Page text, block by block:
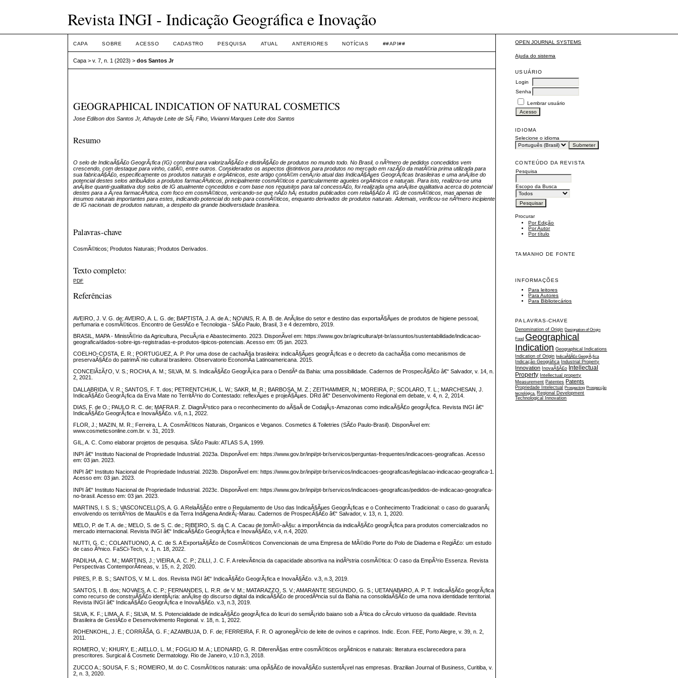
Revista INGI - Indicação Geográfica e Inovação
OPEN JOURNAL SYSTEMS
Ajuda do sistema
USUÁRIO
Login
Senha
Lembrar usuário
IDIOMA
Selecione o idioma
CONTEÚDO DA REVISTA
Pesquisa
Escopo da Busca
Procurar
Por Edição
Por Autor
Por título
TAMANHO DE FONTE
INFORMAÇÕES
Para leitores
Para Autores
Para Bibliotecários
PALAVRAS-CHAVE
Denomination of Origin Designation of Origin
Food Geographical
Indication Geographical Indications
Indication of Origin IndicaÃ§Ã£o GeogrÃ¡fica
Indicação Geográfica Industrial Property
Innovation InovaÃ§Ã£o Intellectual
Property Intellectual property
Measurement Patentes Patents
Propriedade Intelectual Prospecting Prospecção
tecnológica. Regional Development
Technological Innovation
CAPA SOBRE ACESSO CADASTRO PESQUISA ATUAL ANTERIORES NOTÍCIAS ##API##
Capa >v. 7, n. 1 (2023) >dos Santos Jr
GEOGRAPHICAL INDICATION OF NATURAL COSMETICS
Jose Edilson dos Santos Jr, Athayde Leite de SÃ¡ Filho, Vivianni Marques Leite dos Santos
Resumo
O selo de IndicaÃ§Ã£o GeogrÃ¡fica (IG) contribui para valorizaÃ§Ã£o e distinÃ§Ã£o de produtos no mundo todo. No Brasil, o nÃºmero de pedidos concedidos vem
crescendo, com destaque para vinho, cafÃ©, entre outros. Considerados os aspectos distintivos para produtos no mercado em razÃ£o da matÃ©ria prima utilizada para
sua fabricaÃ§Ã£o, especificamente os produtos naturais e orgÃ¢nicos, este artigo contÃ©m cenÃ¡rio atual das IndicaÃ§Ãµes GeogrÃ¡ficas brasileiras e uma anÃ¡lise do
potencial destes selos atribuÃ­dos a produtos farmacÃªuticos, principalmente cosmÃ©ticos e particularmente aqueles orgÃ¢nicos e naturais. Para isto, realizou-se uma
anÃ¡lise quanti-qualitativa dos selos de IG atualmente concedidos e com base nos requisitos para tal concessÃ£o, foi realizada uma anÃ¡lise qualitativa acerca do potencial
destes para a Ã¡rea farmacÃªutica, com foco em cosmÃ©ticos , vericando-se que nÃ£o hÃ¡ estudos publicados com relaÃ§Ã£o Ã IG de cosmÃ©ticos, mas apenas de
insumos naturais importantes para estes, indicando potencial do selo para cosmÃ©ticos, enquanto derivados de produtos naturais. Ademais, verificou-se nÃºmero incipiente
de IG nacionais de produtos naturais, a despeito da grande biodiversidade brasileira.
Palavras-chave
CosmÃ©ticos; Produtos Naturais; Produtos Derivados.
Texto completo:
PDF
Referências
AVEIRO, J. V. G. de; AVEIRO, A. L. G. de; BAPTISTA, J. A. de A.; NOVAIS, R. A. B. de. AnÃ¡lise do setor e destino das exportaÃ§Ãµes de produtos de higiene pessoal,
perfumaria e cosmÃ©ticos. Encontro de GestÃ£o e Tecnologia - SÃ£o Paulo, Brasil, 3 e 4 dezembro, 2019.
BRASIL, MAPA - MinistÃ©rio da Agricultura, PecuÃ¡ria e Abastecimento. 2023. DisponÃ­vel em: https://www.gov.br/agricultura/pt-br/assuntos/sustentabilidade/indicacao-
geografica/dados-sobre-igs-registradas-e-produtos-tipicos-potenciais. Acesso em: 05 jan. 2023.
COELHO-COSTA, E. R.; PORTUGUEZ, A. P. Por uma dose de cachaÃ§a brasileira: indicaÃ§Ãµes geogrÃ¡ficas e o decreto da cachaÃ§a como mecanismos de
preservaÃ§Ã£o do patrimÃ´nio cultural brasileiro. Observatorio EconomÃ­a Latinoamericana. 2015.
CONCEIÃ‡ÃƒO, V. S.; ROCHA, A. M.; SILVA, M. S. IndicaÃ§Ã£o GeogrÃ¡ica para o DendÃª da Bahia: uma possibilidade. Cadernos de ProspecÃ§Ã£o â€“ Salvador, v. 14, n.
2, 2021.
DALLABRIDA, V. R.; SANTOS, F. T. dos; PETRENTCHUK, L. W.; SAKR, M. R.; BARBOSA, M. Z.; ZEITHAMMER, N.; MOREIRA, P.; SCOLARO, T. L.; MARCHESAN, J.
IndicaÃ§Ã£o GeogrÃ¡fica da Erva Mate no TerritÃ³rio do Contestado: reflexÃµes e projeÃ§Ãµes. DRd â€“ Desenvolvimento Regional em debate, v. 4, n. 2, 2014.
DIAS, F. de O.; PAULO R. C. de; MAFRA R. Z. DiagnÃ³stico para o reconhecimento do aÃ§aÃ­ de CodajÃ¡s-Amazonas como indicaÃ§Ã£o geogrÃ¡fica. Revista INGI â€“
IndicaÃ§Ã£o GeogrÃ¡fica e InovaÃ§Ã£o. v.6, n.1, 2022.
FLOR, J.; MAZIN, M. R.; Ferreira, L. A. CosmÃ©ticos Naturais, Organicos e Veganos. Cosmetics & Toiletries (SÃ£o Paulo-Brasil). DisponÃ­vel em:
www.cosmeticsonline.com.br. v. 31, 2019.
GIL, A. C. Como elaborar projetos de pesquisa. SÃ£o Paulo: ATLAS S.A, 1999.
INPI â€“ Instituto Nacional de Propriedade Industrial. 2023a. DisponÃ­vel em: https://www.gov.br/inpi/pt-br/servicos/perguntas-frequentes/indicacoes-geograficas. Acesso
em: 03 jan. 2023.
INPI â€“ Instituto Nacional de Propriedade Industrial. 2023b. DisponÃ­vel em: https://www.gov.br/inpi/pt-br/servicos/indicacoes-geograficas/legislacao-indicacao-geografica-1.
Acesso em: 03 jan. 2023.
INPI â€“ Instituto Nacional de Propriedade Industrial. 2023c. DisponÃ­vel em: https://www.gov.br/inpi/pt-br/servicos/indicacoes-geograficas/pedidos-de-indicacao-geografica-
no-brasil. Acesso em: 03 jan. 2023.
MARTINS, I. S. S.; VASCONCELLOS, A. G. A RelaÃ§Ã£o entre o Regulamento de Uso das IndicaÃ§Ãµes GeogrÃ¡ficas e o Conhecimento Tradicional: o caso do guaranÃ¡
envolvendo os territÃ³rios de MauÃ©s e da Terra IndÃ­gena AndirÃ¡-Marau. Cadernos de ProspecÃ§Ã£o â€“ Salvador, v. 13, n. 1, 2020.
MELO, P. de T. A. de.; MELO, S. de S. C. de.; RIBEIRO, S. da C. A. Cacau de tomÃ©-aÃ§u: a importÃ¢ncia da indicaÃ§Ã£o geogrÃ¡fica para produtos comercializados no
mercado internacional. Revista INGI â€“ IndicaÃ§Ã£o GeogrÃ¡fica e InovaÃ§Ã£o, v.4, n.4, 2020.
NUTTI, G. C.; COLANTUONO, A. C. de S. A ExportaÃ§Ã£o de CosmÃ©ticos Convencionais de uma Empresa de MÃ©dio Porte do Polo de Diadema e RegiÃ£o: um estudo
de caso Ãºnico. FaSCi-Tech, v. 1, n. 18, 2022.
PADILHA, A. C. M.; MARTINS, J.; VIEIRA, A. C. P.; ZILLI, J. C. F. A relevÃ¢ncia da capacidade absortiva na indÃºstria cosmÃ©tica: O caso da EmpÃ³rio Essenza. Revista
Perspectivas ContemporÃ¢neas, v. 15, n. 2, 2020.
PIRES, P. B. S.; SANTOS, V. M. L. dos. Revista INGI â€“ IndicaÃ§Ã£o GeogrÃ¡fica e InovaÃ§Ã£o. v.3, n.3, 2019.
SANTOS, I. B. dos; NOVAES, A. C. P.; FERNANDES, L. R.R. de V. M.; MATARAZZO, S. V.; AMARANTE SEGUNDO, G. S.; UETANABARO, A. P. T. IndicaÃ§Ã£o geogrÃ¡fica
como recurso de construÃ§Ã£o identitÃ¡ria: anÃ¡lise do discurso digital da indicaÃ§Ã£o de procedÃªncia sul da Bahia na consolidaÃ§Ã£o de uma nova identidade territorial.
Revista INGI â€“ IndicaÃ§Ã£o GeogrÃ¡fica e InovaÃ§Ã£o. v.3, n.3, 2019.
SILVA, K. F.; LIMA, A. F.; SILVA, M. S. Potencialidade de indicaÃ§Ã£o geogrÃ¡fica do licuri do semiÃ¡rido baiano sob a Ã³tica do cÃ­rculo virtuoso da qualidade. Revista
Brasileira de GestÃ£o e Desenvolvimento Regional. v. 18, n. 1, 2022.
ROHENKOHL, J. E.; CORRÃŠA, G. F.; AZAMBUJA, D. F. de; FERREIRA, F. R. O agronegÃ³cio de leite de ovinos e caprinos. Indic. Econ. FEE, Porto Alegre, v. 39, n. 2,
2011.
ROMERO, V.; KHURY, E.; AIELLO, L. M.; FOGLIO M. A.; LEONARD, G. R. DiferenÃ§as entre cosmÃ©ticos orgÃ¢nicos e naturais: literatura esclarecedora para
prescritores. Surgical & Cosmetic Dermatology. Rio de Janeiro, v.10 n.3, 2018.
ZUCCO A.; SOUSA, F. S.; ROMEIRO, M. do C. CosmÃ©ticos naturais: uma opÃ§Ã£o de inovaÃ§Ã£o sustentÃ¡vel nas empresas. Brazilian Journal of Business, Curitiba, v.
2, n. 3, 2020.